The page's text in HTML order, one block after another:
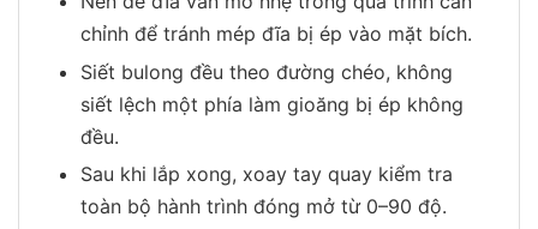
chỉnh để tránh mép đĩa bị ép vào mặt bích.
Siết bulong đều theo đường chéo, không
siết lệch một phía làm gioăng bị ép không
đều.
Sau khi lắp xong, xoay tay quay kiểm tra
toàn bộ hành trình đóng mở từ 0–90 độ.